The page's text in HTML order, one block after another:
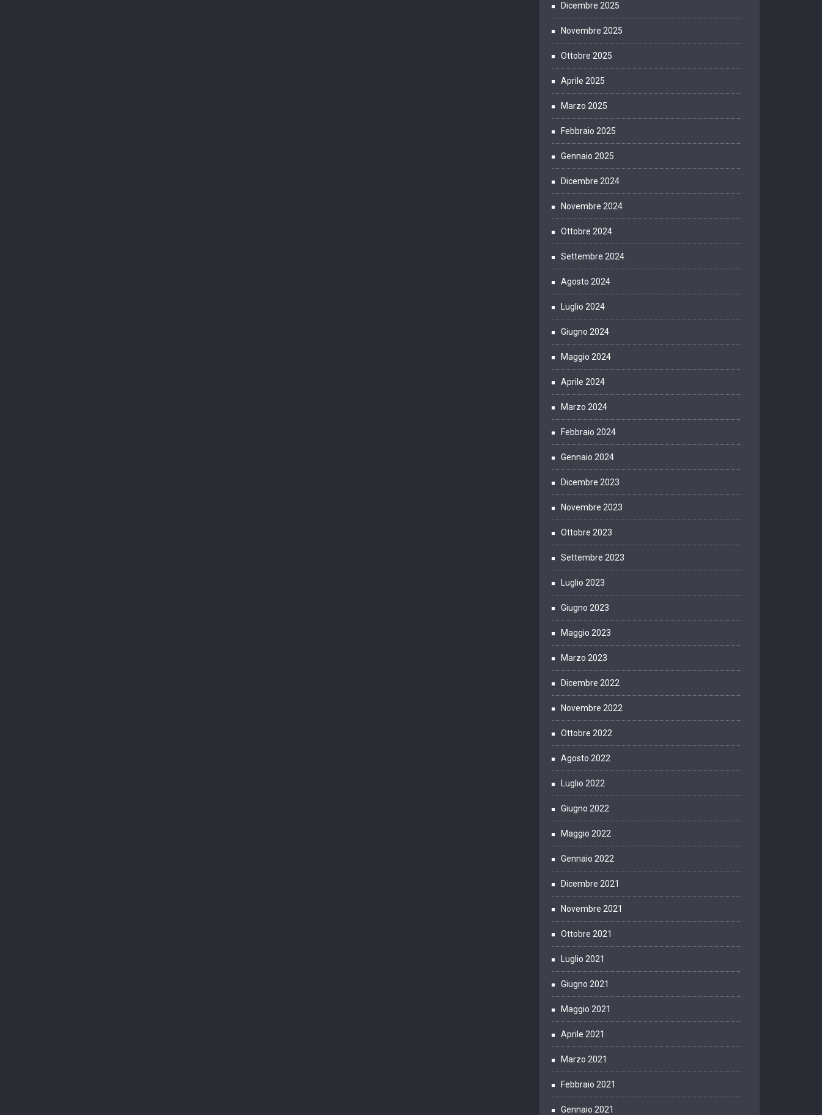
Dicembre 2025
Novembre 2025
Ottobre 2025
Aprile 2025
Marzo 2025
Febbraio 2025
Gennaio 2025
Dicembre 2024
Novembre 2024
Ottobre 2024
Settembre 2024
Agosto 2024
Luglio 2024
Giugno 2024
Maggio 2024
Aprile 2024
Marzo 2024
Febbraio 2024
Gennaio 2024
Dicembre 2023
Novembre 2023
Ottobre 2023
Settembre 2023
Luglio 2023
Giugno 2023
Maggio 2023
Marzo 2023
Dicembre 2022
Novembre 2022
Ottobre 2022
Agosto 2022
Luglio 2022
Giugno 2022
Maggio 2022
Gennaio 2022
Dicembre 2021
Novembre 2021
Ottobre 2021
Luglio 2021
Giugno 2021
Maggio 2021
Aprile 2021
Marzo 2021
Febbraio 2021
Gennaio 2021